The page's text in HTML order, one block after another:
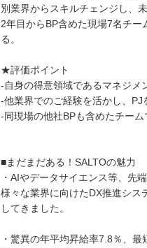
別業界からスキルチェンジし、
2年目からBP含めた現場7名チ
る。
★評価ポイント
-自身の得意領域であるマネジメ
-他業界でのご経験を活かし、
-同現場の他社BPも含めたチー
■まだまだある！SALTOの魅力
・AIやデータサイエンス等、先
様々な業界に向けたDX推進シス
してきました。
・驚異の年平均昇給率7.8％、